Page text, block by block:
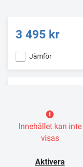
3 495 kr
Jämför
Innehållet kan inte
visas
Aktivera